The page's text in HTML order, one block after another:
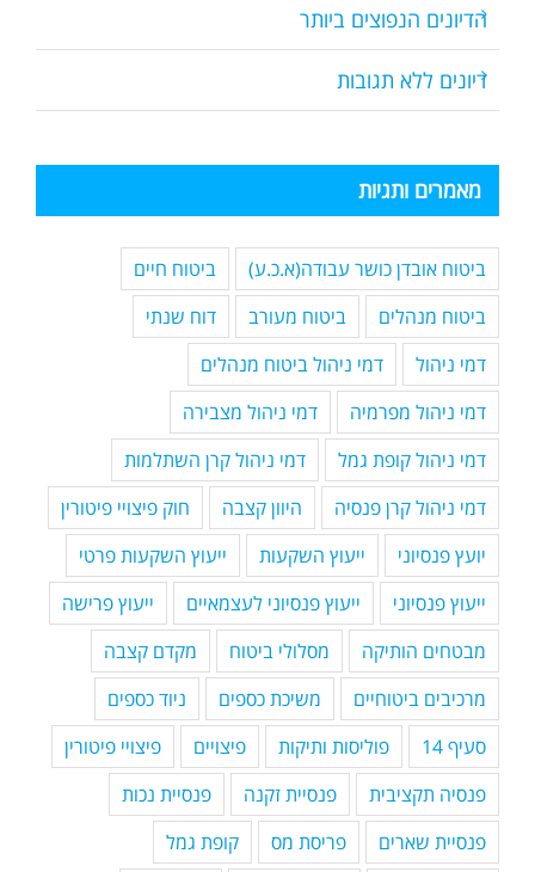
הדיונים הנפוצים ביותר
דיונים ללא תגובות
מאמרים ותגיות
ביטוח אובדן כושר עבודה(א.כ.ע)
ביטוח חיים
ביטוח מנהלים
ביטוח מעורב
דוח שנתי
דמי ניהול
דמי ניהול ביטוח מנהלים
דמי ניהול מפרמיה
דמי ניהול מצבירה
דמי ניהול קופת גמל
דמי ניהול קרן השתלמות
דמי ניהול קרן פנסיה
היוון קצבה
חוק פיצויי פיטורין
יועץ פנסיוני
ייעוץ השקעות
ייעוץ השקעות פרטי
ייעוץ פנסיוני
ייעוץ פנסיוני לעצמאיים
ייעוץ פרישה
מבטחים הותיקה
מסלולי ביטוח
מקדם קצבה
מרכיבים ביטוחיים
משיכת כספים
ניוד כספים
סעיף 14
פוליסות ותיקות פיצויים
פיצויי פיטורין
פנסיה תקציבית
פנסיית זקנה
פנסיית נכות
פנסיית שארים
פריסת מס
קופת גמל